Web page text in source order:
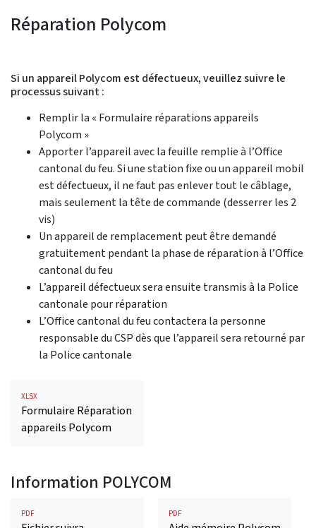
Réparation Polycom
Si un appareil Polycom est défectueux, veuillez suivre le
processus suivant :
Remplir la « Formulaire réparations appareils
Polycom »
Apporter l’appareil avec la feuille remplie à l’Office
cantonal du feu. Si une station fixe ou un appareil mobil
est défectueux, il ne faut pas enlever tout le câblage,
mais seulement la tête de commande (desserrer les 2
vis)
Un appareil de remplacement peut être demandé
gratuitement pendant la phase de réparation à l’Office
cantonal du feu
L’appareil défectueux sera ensuite transmis à la Police
cantonale pour réparation
L’Office cantonal du feu contactera la personne
responsable du CSP dès que l’appareil sera retourné par
la Police cantonale
XLSX
Formulaire Réparation
appareils Polycom
Information POLYCOM
PDF PDF